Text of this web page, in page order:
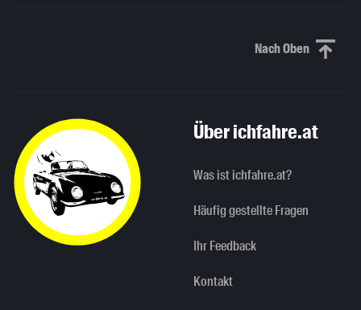
Nach ObenNach oben
Über ichfahre.at
Was ist ichfahre.at?
Häufig gestellte Fragen
Ihr Feedback
Kontakt